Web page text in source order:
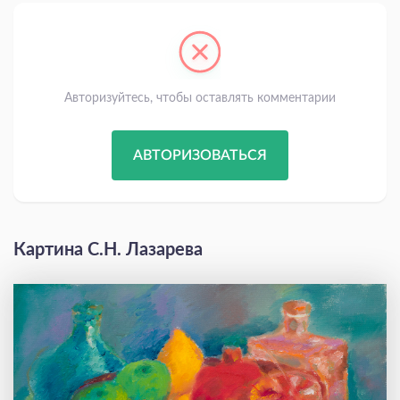
Авторизуйтесь, чтобы оставлять комментарии
АВТОРИЗОВАТЬСЯ
Картина С.Н. Лазарева